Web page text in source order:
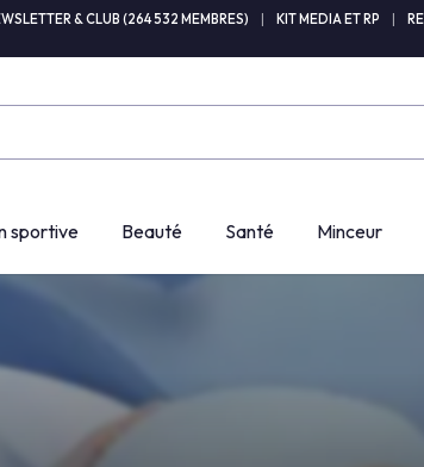
& CLUB (264 532 MEMBRES) KIT MEDIA ET RP
sportive Beauté Santé Minceur